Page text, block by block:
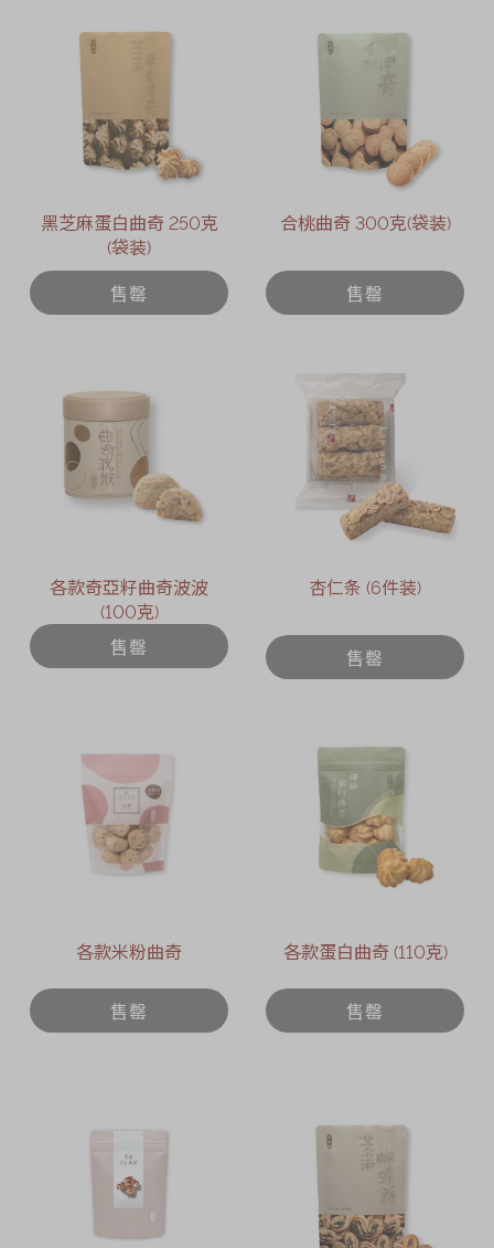
黑芝麻蛋白曲奇 250克
(袋装)
售罄
合桃曲奇 300克(袋装)
售罄
各款奇亞籽曲奇波波
(100克)
售罄
杏仁条 (6件装)
售罄
各款米粉曲奇
售罄
各款蛋白曲奇 (110克)
售罄